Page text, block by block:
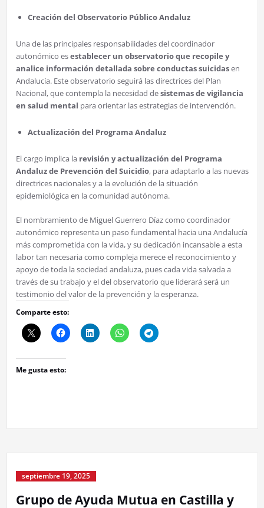
Creación del Observatorio Público Andaluz
Una de las principales responsabilidades del coordinador
autonómico esestablecer un observatorio que recopile y
analice información detallada sobre conductas suicidasen
Andalucía. Este observatorio seguirá las directrices del Plan
Nacional, que contempla la necesidad desistemas de vigilancia
en salud mental para orientar las estrategias de intervención.
Actualización del Programa Andaluz
El cargo implica la revisión y actualización del Programa
Andaluz de Prevención del Suicidio, para adaptarlo a las nuevas
directrices nacionales y a la evolución de la situación
epidemiológica en la comunidad autónoma.
El nombramiento de Miguel Guerrero Díaz como coordinador
autonómico representa un paso fundamental hacia una Andalucía
más comprometida con la vida, y su dedicación incansable a esta
labor tan necesaria como compleja merece el reconocimiento y
apoyo de toda la sociedad andaluza, pues cada vida salvada a
través de su trabajo y el del observatorio que liderará será un
testimonio del valor de la prevención y la esperanza.
Comparte esto:
Me gusta esto:
septiembre 19, 2025
Grupo de Ayuda Mutua en Castilla y